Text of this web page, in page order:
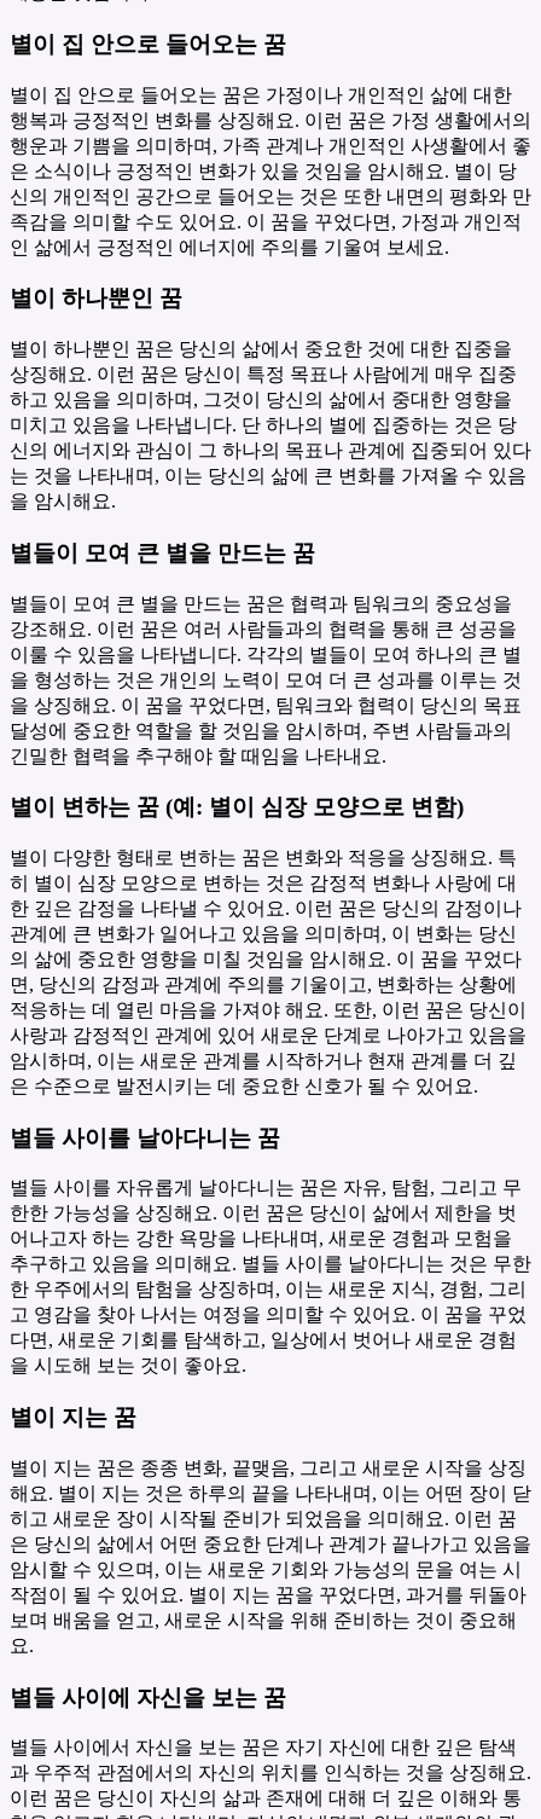
별이 집 안으로 들어오는 꿈
별이 집 안으로 들어오는 꿈은 가정이나 개인적인 삶에 대한
행복과 긍정적인 변화를 상징해요. 이런 꿈은 가정 생활에서의
행운과 기쁨을 의미하며, 가족 관계나 개인적인 사생활에서 좋
은 소식이나 긍정적인 변화가 있을 것임을 암시해요. 별이 당
신의 개인적인 공간으로 들어오는 것은 또한 내면의 평화와 만
족감을 의미할 수도 있어요. 이 꿈을 꾸었다면, 가정과 개인적
인 삶에서 긍정적인 에너지에 주의를 기울여 보세요.
별이 하나뿐인 꿈
별이 하나뿐인 꿈은 당신의 삶에서 중요한 것에 대한 집중을
상징해요. 이런 꿈은 당신이 특정 목표나 사람에게 매우 집중
하고 있음을 의미하며, 그것이 당신의 삶에서 중대한 영향을
미치고 있음을 나타냅니다. 단 하나의 별에 집중하는 것은 당
신의 에너지와 관심이 그 하나의 목표나 관계에 집중되어 있다
는 것을 나타내며, 이는 당신의 삶에 큰 변화를 가져올 수 있음
을 암시해요.
별들이 모여 큰 별을 만드는 꿈
별들이 모여 큰 별을 만드는 꿈은 협력과 팀워크의 중요성을
강조해요. 이런 꿈은 여러 사람들과의 협력을 통해 큰 성공을
이룰 수 있음을 나타냅니다. 각각의 별들이 모여 하나의 큰 별
을 형성하는 것은 개인의 노력이 모여 더 큰 성과를 이루는 것
을 상징해요. 이 꿈을 꾸었다면, 팀워크와 협력이 당신의 목표
달성에 중요한 역할을 할 것임을 암시하며, 주변 사람들과의
긴밀한 협력을 추구해야 할 때임을 나타내요.
별이 변하는 꿈 (예: 별이 심장 모양으로 변함)
별이 다양한 형태로 변하는 꿈은 변화와 적응을 상징해요. 특
히 별이 심장 모양으로 변하는 것은 감정적 변화나 사랑에 대
한 깊은 감정을 나타낼 수 있어요. 이런 꿈은 당신의 감정이나
관계에 큰 변화가 일어나고 있음을 의미하며, 이 변화는 당신
의 삶에 중요한 영향을 미칠 것임을 암시해요. 이 꿈을 꾸었다
면, 당신의 감정과 관계에 주의를 기울이고, 변화하는 상황에
적응하는 데 열린 마음을 가져야 해요. 또한, 이런 꿈은 당신이
사랑과 감정적인 관계에 있어 새로운 단계로 나아가고 있음을
암시하며, 이는 새로운 관계를 시작하거나 현재 관계를 더 깊
은 수준으로 발전시키는 데 중요한 신호가 될 수 있어요.
별들 사이를 날아다니는 꿈
별들 사이를 자유롭게 날아다니는 꿈은 자유, 탐험, 그리고 무
한한 가능성을 상징해요. 이런 꿈은 당신이 삶에서 제한을 벗
어나고자 하는 강한 욕망을 나타내며, 새로운 경험과 모험을
추구하고 있음을 의미해요. 별들 사이를 날아다니는 것은 무한
한 우주에서의 탐험을 상징하며, 이는 새로운 지식, 경험, 그리
고 영감을 찾아 나서는 여정을 의미할 수 있어요. 이 꿈을 꾸었
다면, 새로운 기회를 탐색하고, 일상에서 벗어나 새로운 경험
을 시도해 보는 것이 좋아요.
별이 지는 꿈
별이 지는 꿈은 종종 변화, 끝맺음, 그리고 새로운 시작을 상징
해요. 별이 지는 것은 하루의 끝을 나타내며, 이는 어떤 장이 닫
히고 새로운 장이 시작될 준비가 되었음을 의미해요. 이런 꿈
은 당신의 삶에서 어떤 중요한 단계나 관계가 끝나가고 있음을
암시할 수 있으며, 이는 새로운 기회와 가능성의 문을 여는 시
작점이 될 수 있어요. 별이 지는 꿈을 꾸었다면, 과거를 뒤돌아
보며 배움을 얻고, 새로운 시작을 위해 준비하는 것이 중요해
요.
별들 사이에 자신을 보는 꿈
별들 사이에서 자신을 보는 꿈은 자기 자신에 대한 깊은 탐색
과 우주적 관점에서의 자신의 위치를 인식하는 것을 상징해요.
이런 꿈은 당신이 자신의 삶과 존재에 대해 더 깊은 이해와 통